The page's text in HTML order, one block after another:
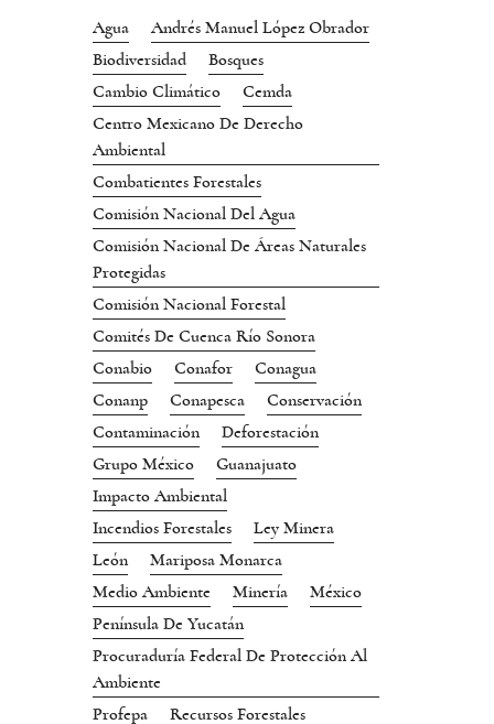
Agua
Andrés Manuel López Obrador
Biodiversidad
Bosques
Cambio Climático
Cemda
Centro Mexicano De Derecho
Ambiental
Combatientes Forestales
Comisión Nacional Del Agua
Comisión Nacional De Áreas Naturales
Protegidas
Comisión Nacional Forestal
Comités De Cuenca Río Sonora
Conabio
Conafor
Conagua
Conanp
Conapesca
Conservación
Contaminación
Deforestación
Grupo México
Guanajuato
Impacto Ambiental
Incendios Forestales
Ley Minera
León
Mariposa Monarca
Medio Ambiente
Minería
México
Península De Yucatán
Procuraduría Federal De Protección Al
Ambiente
Profepa
Recursos Forestales